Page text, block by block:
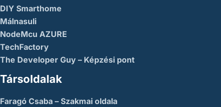
DIY Smarthome
Málnasuli
NodeMcu AZURE
TechFactory
The Developer Guy – Képzési pont
Társoldalak
Faragó Csaba – Szakmai oldala